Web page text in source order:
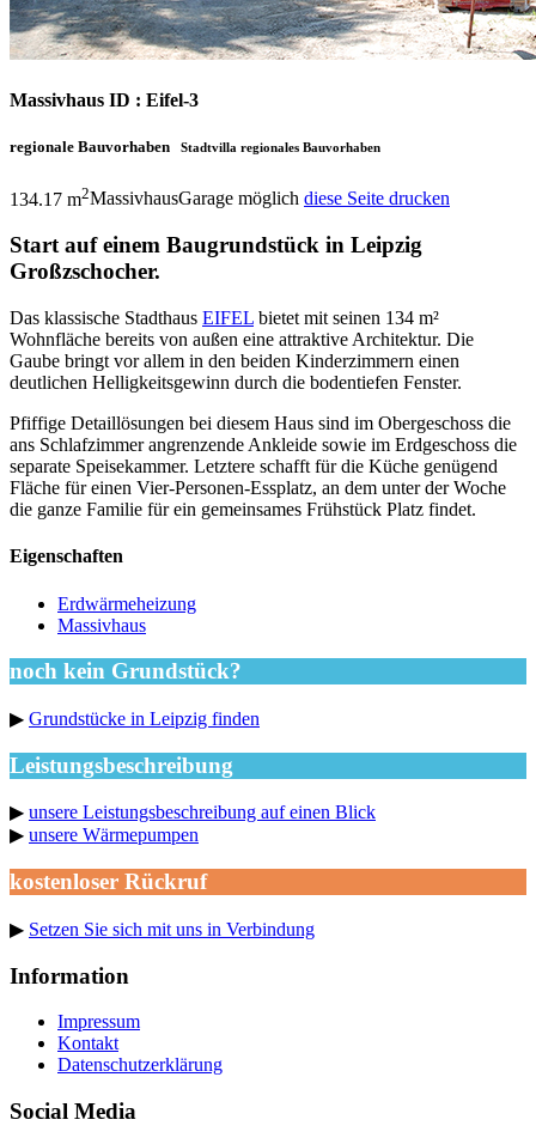
Massivhaus ID : Eifel-3
regionale Bauvorhaben Stadtvilla regionales Bauvorhaben
134.17 m2MassivhausGarage möglich diese Seite drucken
Start auf einem Baugrundstück in Leipzig
Großzschocher.
Das klassische Stadthaus EIFEL bietet mit seinen 134 m²
Wohnfläche bereits von außen eine attraktive Architektur. Die
Gaube bringt vor allem in den beiden Kinderzimmern einen
deutlichen Helligkeitsgewinn durch die bodentiefen Fenster.
Pfiffige Detaillösungen bei diesem Haus sind im Obergeschoss die
ans Schlafzimmer angrenzende Ankleide sowie im Erdgeschoss die
separate Speisekammer. Letztere schafft für die Küche genügend
Fläche für einen Vier-Personen-Essplatz, an dem unter der Woche
die ganze Familie für ein gemeinsames Frühstück Platz findet.
Eigenschaften
Erdwärmeheizung
Massivhaus
noch kein Grundstück?
▶ Grundstücke in Leipzig finden
Leistungsbeschreibung
▶ unsere Leistungsbeschreibung auf einen Blick
▶ unsere Wärmepumpen
kostenloser Rückruf
▶ Setzen Sie sich mit uns in Verbindung
Information
Impressum
Kontakt
Datenschutzerklärung
Social Media